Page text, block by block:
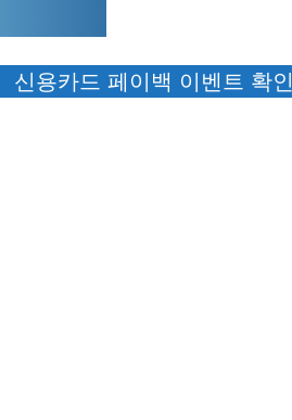
신용카드 페이백 이벤트 확인